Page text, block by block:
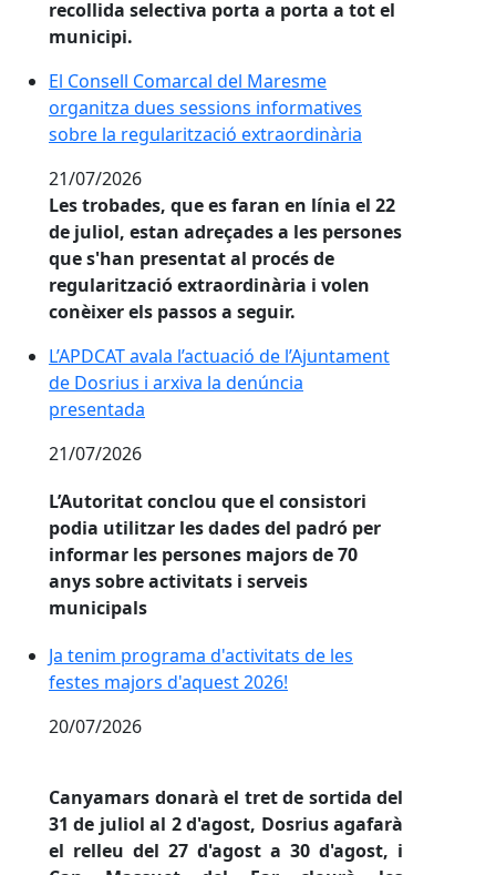
recollida selectiva porta a porta a tot el
municipi.
El Consell Comarcal del Maresme organitza dues
El Consell Comarcal del Maresme
organitza dues sessions informatives
sobre la regularització extraordinària
21/07/2026
Les trobades, que es faran en línia el 22
de juliol, estan adreçades a les persones
que s'han presentat al procés de
regularització extraordinària i volen
conèixer els passos a seguir.
L’APDCAT avala l’actuació de l’Ajuntament de
L’APDCAT avala l’actuació de l’Ajuntament
de Dosrius i arxiva la denúncia
presentada
21/07/2026
L’Autoritat conclou que el consistori
podia utilitzar les dades del padró per
informar les persones majors de 70
anys sobre activitats i serveis
municipals
Ja tenim programa d'activitats de les festes majors
Ja tenim programa d'activitats de les
festes majors d'aquest 2026!
20/07/2026
Canyamars donarà el tret de sortida del
31 de juliol al 2 d'agost, Dosrius agafarà
el relleu del 27 d'agost a 30 d'agost, i